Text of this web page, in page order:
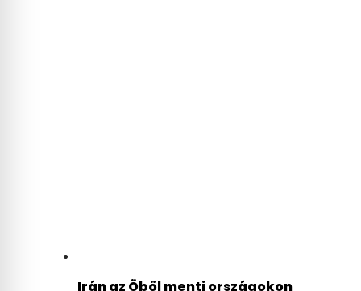
Irán az Öböl menti országokon